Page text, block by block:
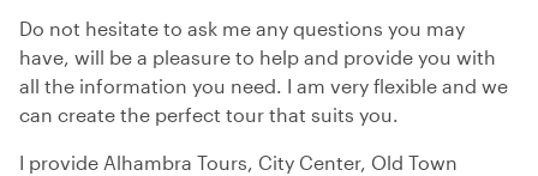
Do not hesitate to ask me any questions you may
have, will be a pleasure to help and provide you with
all the information you need. I am very flexible and we
can create the perfect tour that suits you.
I provide Alhambra Tours, City Center, Old Town